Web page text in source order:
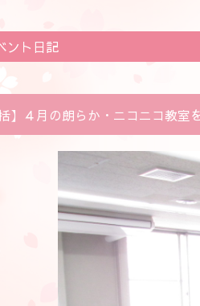
ント日記
】４月の朗らか・ニコニコ教室